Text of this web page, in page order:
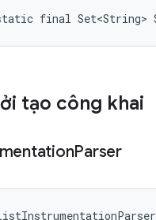
final Set<String>
tạo công khai
Parser